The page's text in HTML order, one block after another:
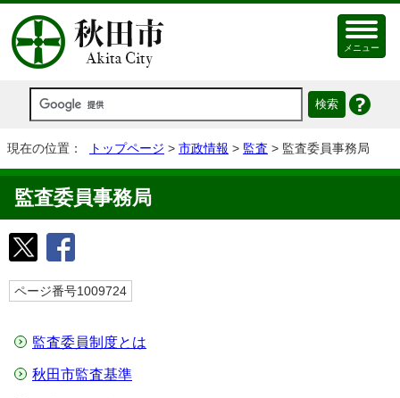
メニュー
現在の位置： トップページ > 市政情報 > 監査 > 監査委員事務局
監査委員事務局
ページ番号1009724
監査委員制度とは
秋田市監査基準